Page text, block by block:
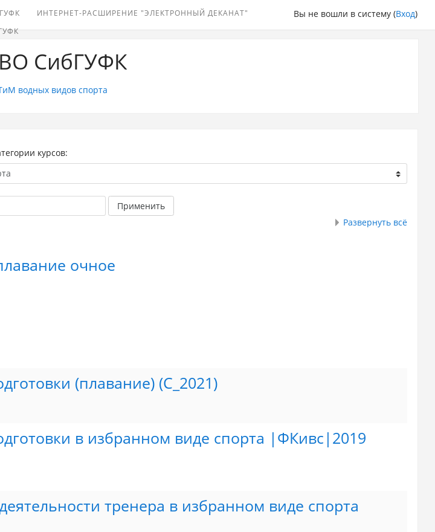
Вы не вошли в систему (Вход)
ИНТЕРНЕТ-РАСШИРЕНИЕ "ЭЛЕКТРОННЫЙ ДЕКАНАТ"
СибГУФК
водных видов спорта
курсов:
Применить
Развернуть всё
очное
(плавание) (С_2021)
в избранном виде спорта |ФКивс|2019
тренера в избранном виде спорта